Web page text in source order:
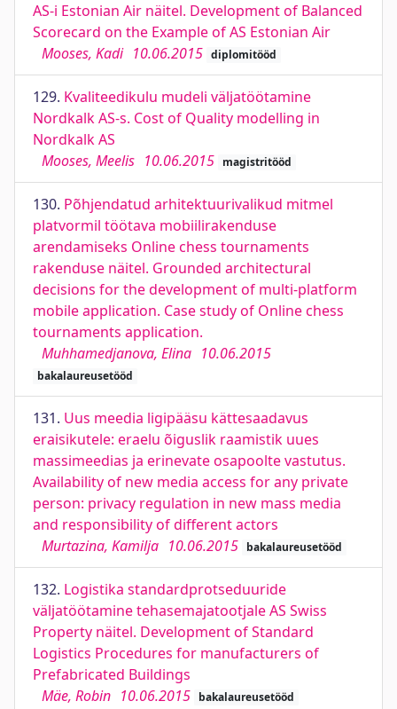
AS-i Estonian Air näitel. Development of Balanced
Scorecard on the Example of AS Estonian Air
Mooses, Kadi 10.06.2015 diplomitööd
129. Kvaliteedikulu mudeli väljatöötamine
Nordkalk AS-s. Cost of Quality modelling in
Nordkalk AS
Mooses, Meelis 10.06.2015 magistritööd
130. Põhjendatud arhitektuurivalikud mitmel
platvormil töötava mobiilirakenduse
arendamiseks Online chess tournaments
rakenduse näitel. Grounded architectural
decisions for the development of multi-platform
mobile application. Case study of Online chess
tournaments application.
Muhhamedjanova, Elina 10.06.2015
bakalaureusetööd
131. Uus meedia ligipääsu kättesaadavus
eraisikutele: eraelu õiguslik raamistik uues
massimeedias ja erinevate osapoolte vastutus.
Availability of new media access for any private
person: privacy regulation in new mass media
and responsibility of different actors
Murtazina, Kamilja 10.06.2015 bakalaureusetööd
132. Logistika standardprotseduuride
väljatöötamine tehasemajatootjale AS Swiss
Property näitel. Development of Standard
Logistics Procedures for manufacturers of
Prefabricated Buildings
Mäe, Robin 10.06.2015 bakalaureusetööd